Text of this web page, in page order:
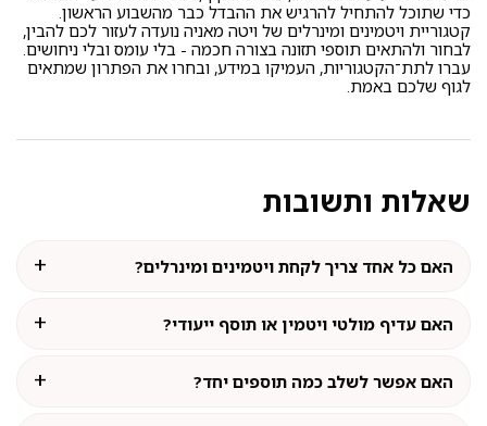
כדי שתוכל להתחיל להרגיש את ההבדל כבר מהשבוע הראשון.
קטגוריית ויטמינים ומינרלים של ויטה מאניה נועדה לעזור לכם להבין,
לבחור ולהתאים תוספי תזונה בצורה חכמה - בלי עומס ובלי ניחושים.
עברו לתת־הקטגוריות, העמיקו במידע, ובחרו את הפתרון שמתאים
לגוף שלכם באמת.
שאלות ותשובות
האם כל אחד צריך לקחת ויטמינים ומינרלים?
האם עדיף מולטי ויטמין או תוסף ייעודי?
האם אפשר לשלב כמה תוספים יחד?